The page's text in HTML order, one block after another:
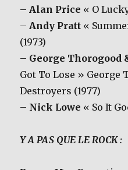
–Alan Price « O
–Andy Pratt «
(1973)
– George Thorogood
Got To Lose » George
Destroyers (1977)
– Nick Lowe « So It
Y A PAS QUE LE ROCK :